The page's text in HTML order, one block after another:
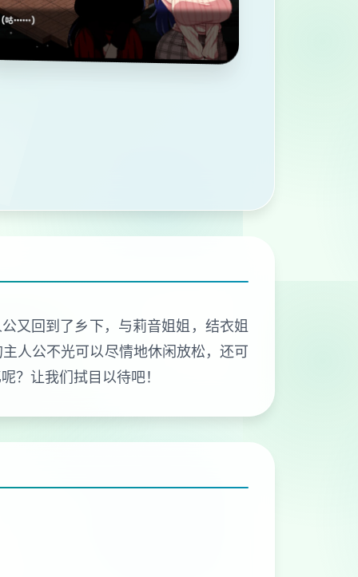
又回到了乡下，与莉音姐姐，结衣姐
人公不光可以尽情地休闲放松，还可
？让我们拭目以待吧！